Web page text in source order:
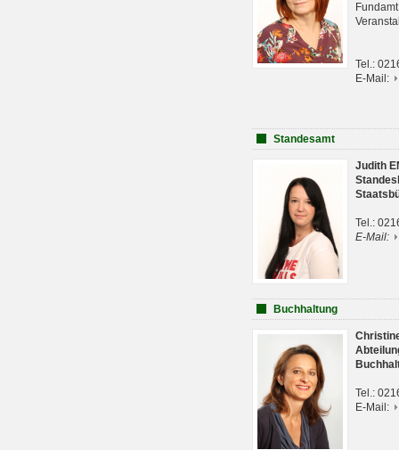
Tel.:
E-Mail:
Standesamt
Judith
Tel.:
E-Mail:
Buchhaltung
Tel.:
E-Mail: